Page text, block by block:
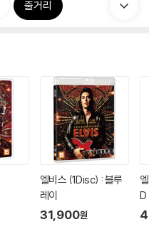
줄거리
엘비스 (1Disc) : 블루
레이
31,900원
D